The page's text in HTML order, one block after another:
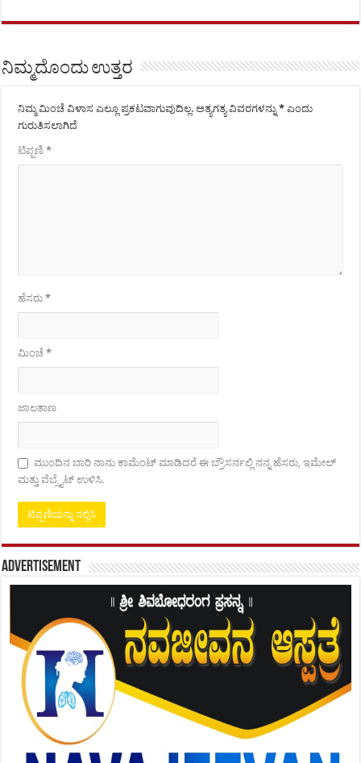
ನಿಮ್ಮದೊಂದು ಉತ್ತರ
ನಿಮ್ಮ ಮಿಂಚೆ ವಿಳಾಸ ಎಲ್ಲೂ ಪ್ರಕಟವಾಗುವುದಿಲ್ಲ. ಅತ್ಯಗತ್ಯ ವಿವರಗಳನ್ನು* ಎಂದು
ಗುರುತಿಸಲಾಗಿದೆ
ಟಿಪ್ಪಣಿ*
ಹೆಸರು*
ಮಿಂಚೆ*
ಜಾಲತಾಣ
ಮುಂದಿನ ಬಾರಿ ನಾನು ಕಾಮೆಂಟ್ ಮಾಡಿದರೆ ಈ ಬ್ರೌಸರ್ನಲ್ಲಿ ನನ್ನ ಹೆಸರು, ಇಮೇಲ್
ಮತ್ತು ವೆಬ್ಸೈಟ್ ಉಳಿಸಿ.
Advertisement